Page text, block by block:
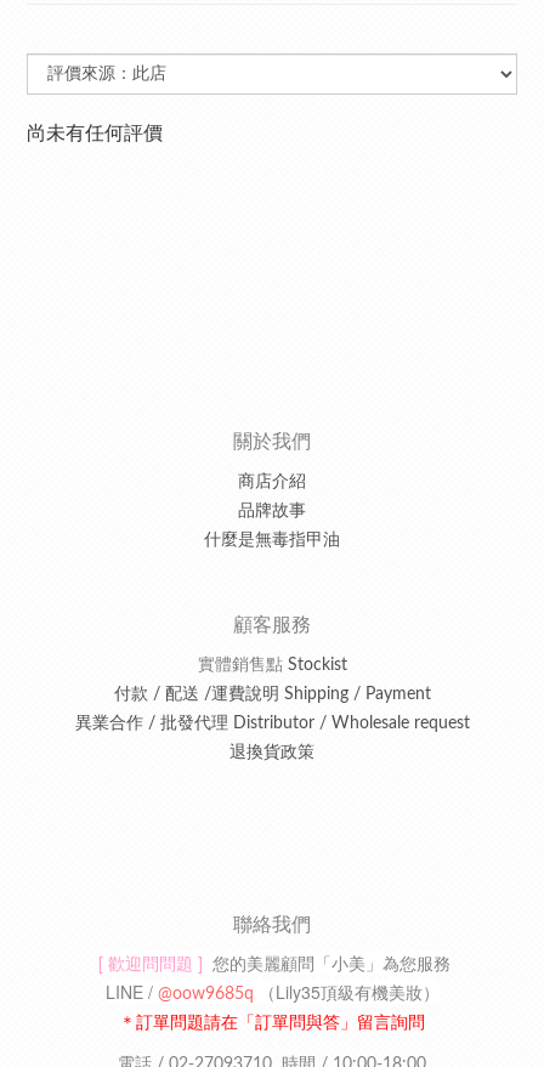
尚未有任何評價
關於我們
商店介紹
品牌故事
什麼是無毒指甲油
顧客服務
實體銷售點Stockist
付款 / 配送 /運費說明 Shipping / Payment
異業合作 / 批發代理 Distributor / Wholesale request
退換貨政策
聯絡我們
[ 歡迎問問題 ] 您的美麗顧問「小美」為您服務
LINE / @oow9685q （Lily35頂級有機美妝）
＊訂單問題請在「訂單問與答」留言詢問